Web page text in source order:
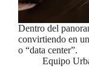
Dentro del
convirtiendo en
o “data center”.
Equipo